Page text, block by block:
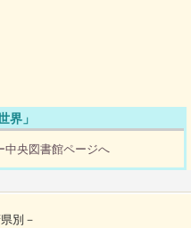
界」
中央図書館ページへ
別－